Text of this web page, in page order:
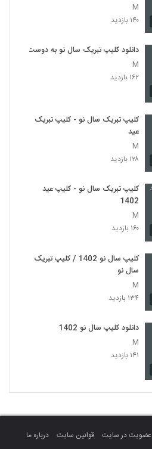
M
۱۴۰ بازدید
دانلود کلیپ تبریک سال نو به دوست
M
۱۶۲ بازدید
کلیپ تبریک سال نو - کلیپ تبریک
عید
M
۱۲۸ بازدید
کلیپ تبریک سال نو - کلیپ عید
1402
M
۱۶۰ بازدید
کلیپ سال نو 1402 / کلیپ تبریک
سال نو
M
۱۳۴ بازدید
دانلود کلیپ سال نو 1402
M
۱۴۱ بازدید
عضویت در سایت قوانین سایت
درباره ما